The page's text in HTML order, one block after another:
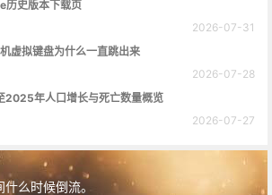
历史版本下载页
2026-07-31
虚拟键盘为什么一直跳出来
2026-07-28
2025年人口增长与死亡数量概览
2026-07-27
么时候倒流。